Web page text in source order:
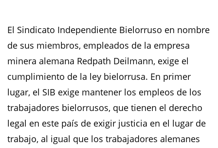
El Sindicato Independiente Bielorruso en nombre
de sus miembros, empleados de la empresa
minera alemana Redpath Deilmann, exige el
cumplimiento de la ley bielorrusa. En primer
lugar, el SIB exige mantener los empleos de los
trabajadores bielorrusos, que tienen el derecho
legal en este país de exigir justicia en el lugar de
trabajo, al igual que los trabajadores alemanes